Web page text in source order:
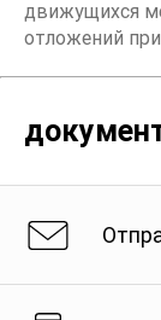
движущихся
отложений